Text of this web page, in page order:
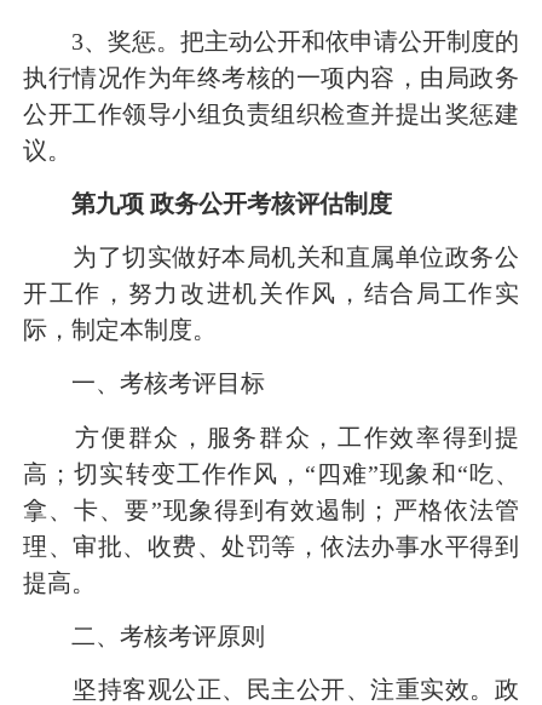
3、奖惩。把主动公开和依申请公开制度的
执行情况作为年终考核的一项内容，由局政务
公开工作领导小组负责组织检查并提出奖惩建
议。
第九项 政务公开考核评估制度
为了切实做好本局机关和直属单位政务公
开工作，努力改进机关作风，结合局工作实
际，制定本制度。
一、考核考评目标
方便群众，服务群众，工作效率得到提
高；切实转变工作作风，“四难”现象和“吃、
拿、卡、要”现象得到有效遏制；严格依法管
理、审批、收费、处罚等，依法办事水平得到
提高。
二、考核考评原则
坚持客观公正、民主公开、注重实效。政